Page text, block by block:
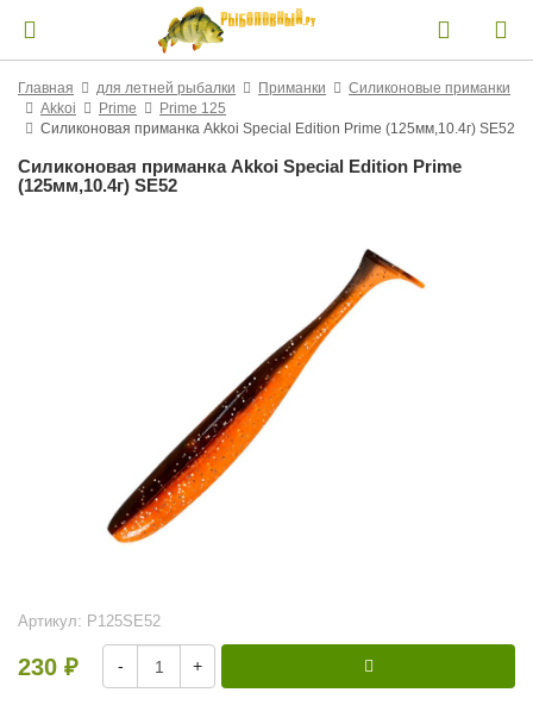
Главная для летней рыбалки Приманки
Силиконовые приманки
Akkoi
Prime
Prime 125
Силиконовая приманка Akkoi Special Edition Prime (125мм,10.4г) SE52
Силиконовая приманка Akkoi Special Edition Prime
(125мм,10.4г) SE52
Артикул: P125SE52
230 ₽ - +